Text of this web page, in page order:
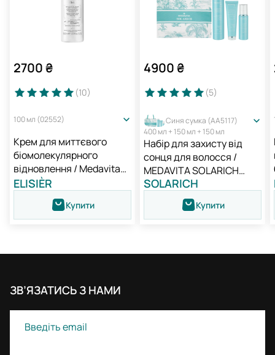
2700₴
(10)
100 мл (02552)
Крем для миттєвого
біомолекулярного
відновлення / Medavita
Elisièr Instant Bond Repair
Leave-in Cream
ELISIÈR
Купити
4900₴
(5)
Синя сумка (AA5117)
400 мл + 150 мл + 150 мл
Набір для захисту від
сонця для волосся /
MEDAVITA SOLARICH
NEW
SOLARICH
Купити
ЗВ’ЯЗАТИСЬ З НАМИ